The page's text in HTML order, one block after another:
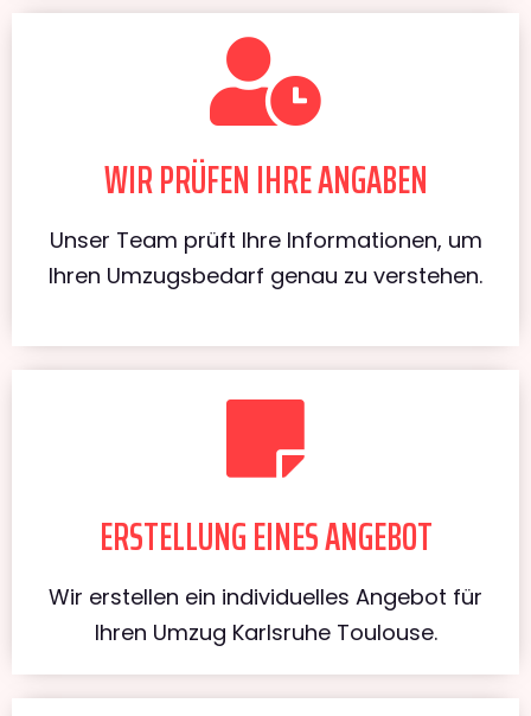
WIR PRÜFEN IHRE ANGABEN
Unser Team prüft Ihre Informationen, um
Ihren Umzugsbedarf genau zu verstehen.
ERSTELLUNG EINES ANGEBOT
Wir erstellen ein individuelles Angebot für
Ihren Umzug Karlsruhe Toulouse.